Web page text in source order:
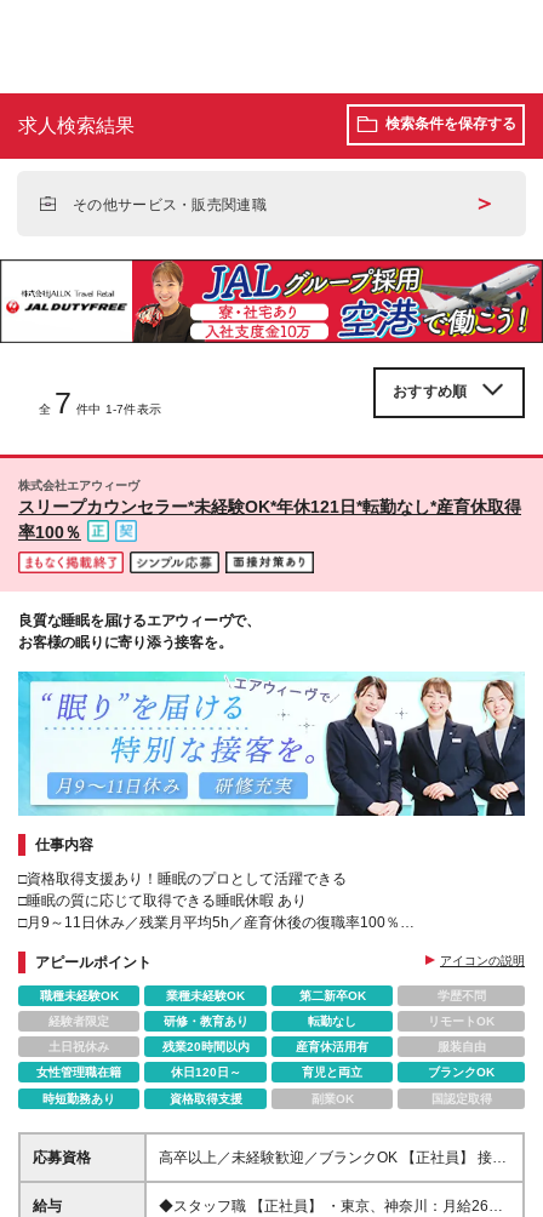
求人検索結果 検索条件を保存する
その他サービス・販売関連職 ＞
全 7 件中 1-7件表示
株式会社エアウィーヴ
スリープカウンセラー*未経験OK*年休121日*転勤なし*産育休取得
率100％
良質な睡眠を届けるエアウィーヴで、
お客様の眠りに寄り添う接客を。
仕事内容
□資格取得支援あり！睡眠のプロとして活躍できる
□睡眠の質に応じて取得できる睡眠休暇 あり
□月9～11日休み／残業月平均5h／産育休後の復職率100％
アピールポイント
アイコンの説明
職種未経験OK 業種未経験OK 第二新卒OK
学歴不問
経験者限定
研修・教育あり 転勤なし
リモートOK
土日祝休み
残業20時間以内 産育休活用有
服装自由
女性管理職在籍
休日120日～ 育児と両立
ブランクOK
時短勤務あり
資格取得支援 副業OK 国認定取得
応募資格
高卒以上／未経験歓迎／ブランクOK 【正社員】 接客
経験1年以上の方（アルバイトも含） ◎カウンセリン
グ販売や店長としてスタッフを取りまとめたご経験が
給与
◆スタッフ職 【正社員】 ・東京、神奈川：月給26万